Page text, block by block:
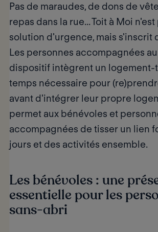
Pas de maraudes, de dons de
repas dans la rue... Toit à Moi
solution d'urgence, mais s'inscrit
Les personnes accompagnées
dispositif intègrent un logement-
temps nécessaire pour
avant d'intégrer leur propre
permet aux bénévoles et
accompagnées de tisser un lien
jours et des activités ensemble.
Les bénévoles : une
essentielle pour les
sans-abri